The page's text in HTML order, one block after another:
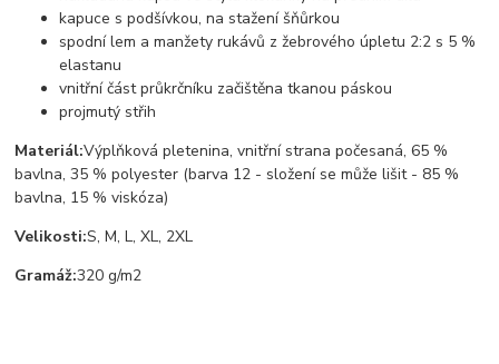
kapuce s podšívkou, na stažení šňůrkou
spodní lem a manžety rukávů z žebrového úpletu 2:2 s 5 %
elastanu
vnitřní část průkrčníku začištěna tkanou páskou
projmutý střih
Materiál:Výplňková pletenina, vnitřní strana počesaná, 65 %
bavlna, 35 % polyester (barva 12 - složení se může lišit - 85 %
bavlna, 15 % viskóza)
Velikosti:S, M, L, XL, 2XL
Gramáž:320 g/m2